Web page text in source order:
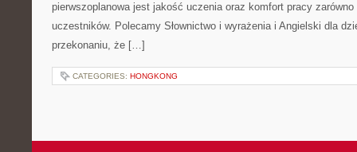
pierwszoplanowa jest jakość uczenia oraz komfort pracy
uczestników. Polecamy Słownictwo i wyrażenia i Angielski dla
przekonaniu, że […]
CATEGORIES: HONGKONG